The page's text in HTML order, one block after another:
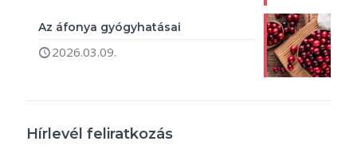
Az áfonya gyógyhatásai
2026.03.09.
Hírlevél feliratkozás